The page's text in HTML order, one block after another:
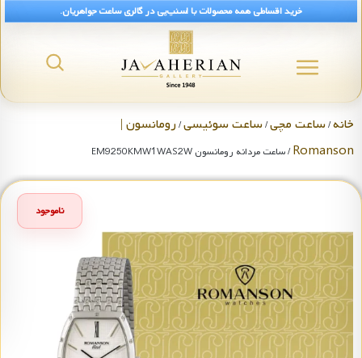
خرید اقساطی همه محصولات با اسنپ‌پی در گالری ساعت جواهریان.
خانه/ساعت مچی/ساعت سوئیسی/رومانسون |
Romanson/ ساعت مردانه رومانسون EM9250KMW1WAS2W
ناموجود